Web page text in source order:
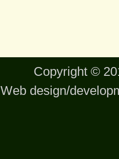
Copyright ©
Web design/